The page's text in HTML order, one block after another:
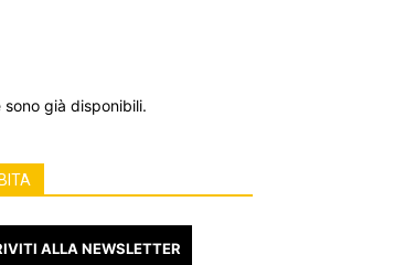
già disponibili.
ALLA NEWSLETTER